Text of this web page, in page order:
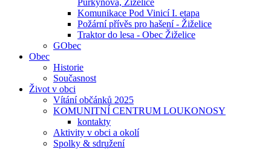
Purkyňova, Žiželice
Komunikace Pod Vinicí I. etapa
Požární přívěs pro hašení - Žiželice
Traktor do lesa - Obec Žiželice
GObec
Obec
Historie
Současnost
Život v obci
Vítání občánků 2025
KOMUNITNÍ CENTRUM LOUKONOSY
kontakty
Aktivity v obci a okolí
Spolky & sdružení